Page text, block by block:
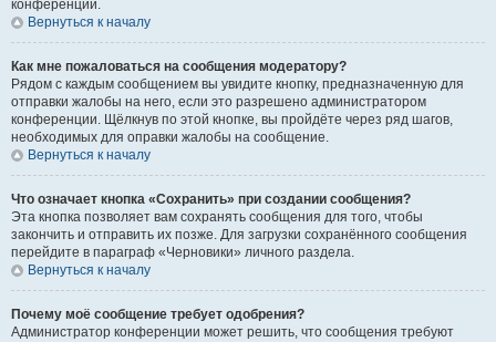
конференции.
Вернуться к началу
Как мне пожаловаться на сообщения модератору?
Рядом с каждым сообщением вы увидите кнопку, предназначенную для
отправки жалобы на него, если это разрешено администратором
конференции. Щёлкнув по этой кнопке, вы пройдёте через ряд шагов,
необходимых для оправки жалобы на сообщение.
Вернуться к началу
Что означает кнопка «Сохранить» при создании сообщения?
Эта кнопка позволяет вам сохранять сообщения для того, чтобы
закончить и отправить их позже. Для загрузки сохранённого сообщения
перейдите в параграф «Черновики» личного раздела.
Вернуться к началу
Почему моё сообщение требует одобрения?
Администратор конференции может решить, что сообщения требуют